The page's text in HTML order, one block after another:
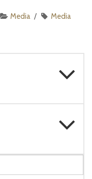
Media Media